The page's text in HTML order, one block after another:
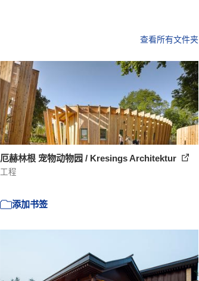
查看所有文件夹
厄赫林根 宠物动物园 / Kresings Architektur
工程
添加书签